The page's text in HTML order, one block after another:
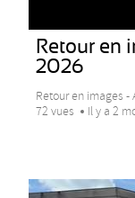
Retour en
2026
Retour en images -
72 vues
Il y a 2